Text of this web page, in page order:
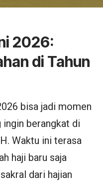
2026:
di Tahun
bisa jadi momen
ingin berangkat di
Waktu ini terasa
haji baru saja
dari hajian